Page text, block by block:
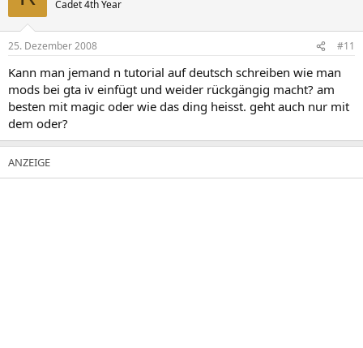
Cadet 4th Year
25. Dezember 2008 #11
Kann man jemand n tutorial auf deutsch schreiben wie man
mods bei gta iv einfügt und weider rückgängig macht? am
besten mit magic oder wie das ding heisst. geht auch nur mit
dem oder?